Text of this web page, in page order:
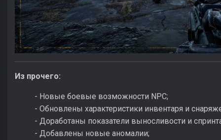
Из прочего:
- Новые боевые возможности NPC;
- Обновлены характеристики инвентаря и
- Доработаны показатели выносливости и
- Добавлены новые аномалии;